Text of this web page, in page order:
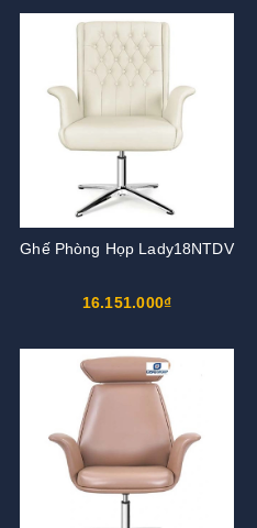
Ghế Phòng Họp Lady18NTDV
16.151.000₫